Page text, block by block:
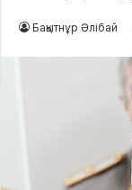
Бақытнұр Әлібай